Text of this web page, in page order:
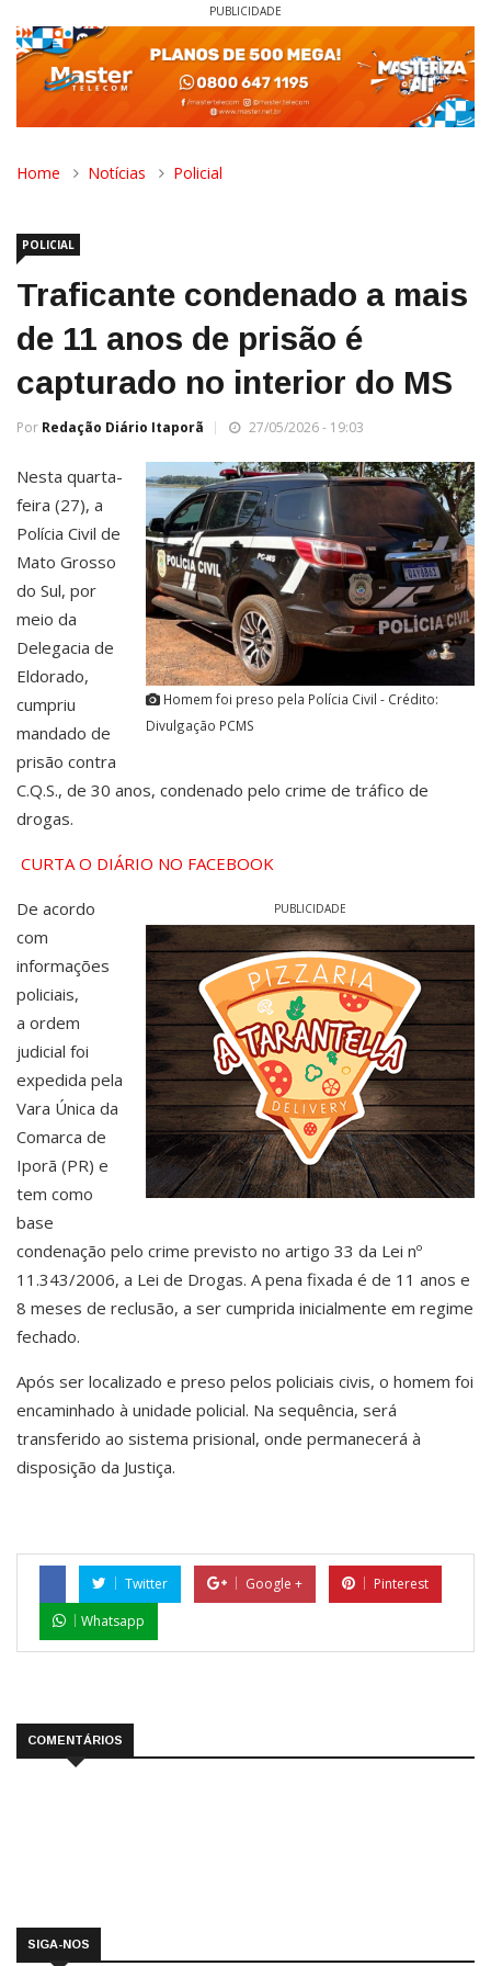
PUBLICIDADE
Home Notícias Policial
POLICIAL
Traficante condenado a mais
de 11 anos de prisão é
capturado no interior do MS
Por Redação Diário Itaporã 27/05/2026 - 19:03
Homem foi preso pela Polícia Civil - Crédito:
Divulgação PCMS
Nesta quarta-
feira (27), a
Polícia Civil de
Mato Grosso
do Sul, por
meio da
Delegacia de
Eldorado,
cumpriu
mandado de
prisão contra
C.Q.S., de 30 anos, condenado pelo crime de tráfico de
drogas.
CURTA O DIÁRIO NO FACEBOOK
PUBLICIDADE
De acordo
com
informações
policiais,
a ordem
judicial foi
expedida pela
Vara Única da
Comarca de
Iporã (PR) e
tem como
base
condenação pelo crime previsto no artigo 33 da Lei nº
11.343/2006, a Lei de Drogas. A pena fixada é de 11 anos e
8 meses de reclusão, a ser cumprida inicialmente em regime
fechado.
Após ser localizado e preso pelos policiais civis, o homem foi
encaminhado à unidade policial. Na sequência, será
transferido ao sistema prisional, onde permanecerá à
disposição da Justiça.
Twitter Google +
Pinterest
Whatsapp
COMENTÁRIOS
SIGA-NOS